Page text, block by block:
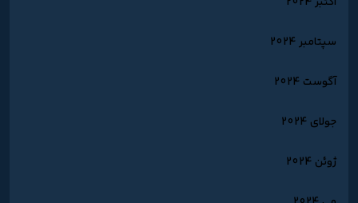
سپتامبر 2024
آگوست 2024
جولای 2024
ژوئن 2024